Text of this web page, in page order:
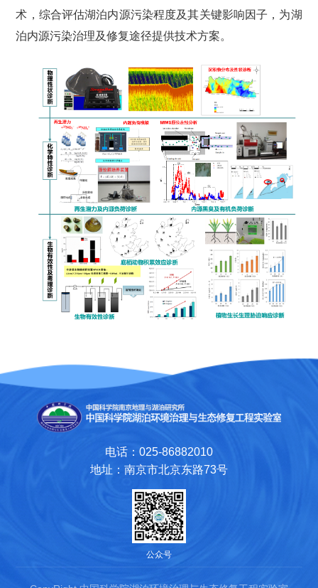
术，综合评估湖泊内源污染程度及其关键影响因子，为湖
泊内源污染治理及修复途径提供技术方案。
电话：025-86882010
地址：南京市北京东路73号
公众号